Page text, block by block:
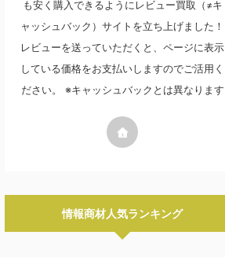
も安く購入できるようにレビュー買取（≠キ
ャッシュバック）サイトを立ち上げました！
レビューを送っていただくと、ページに表示
している価格をお支払いしますのでご活用く
ださい。 ※キャッシュバックとは異なります
情報商材人気ランキング